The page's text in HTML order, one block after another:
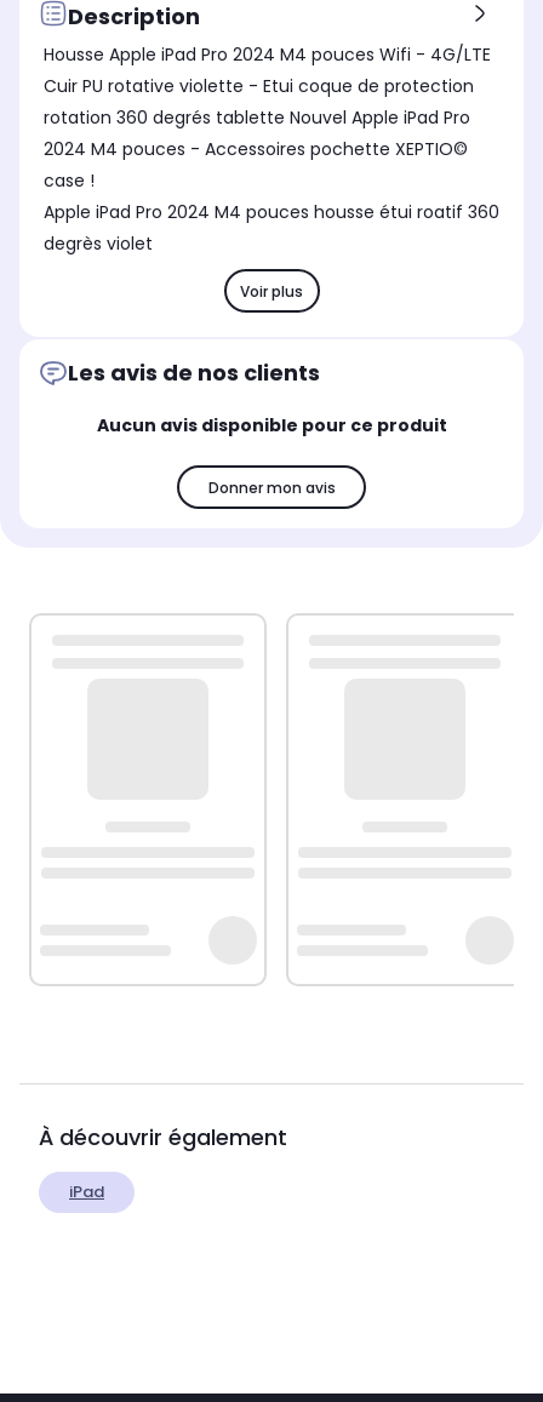
Description
Housse Apple iPad Pro 2024 M4 pouces Wifi - 4G/LTE
Cuir PU rotative violette - Etui coque de protection
rotation 360 degrés tablette Nouvel Apple iPad Pro
2024 M4 pouces - Accessoires pochette XEPTIO©
case !
Apple iPad Pro 2024 M4 pouces housse étui roatif 360
degrès violet
Voir plus
Les avis de nos clients
Aucun avis disponible pour ce produit
Donner mon avis
À découvrir également
iPad